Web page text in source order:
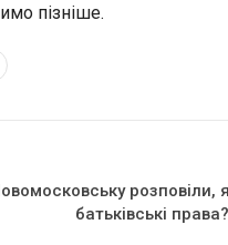
пізніше.
розповіли,
батьківські